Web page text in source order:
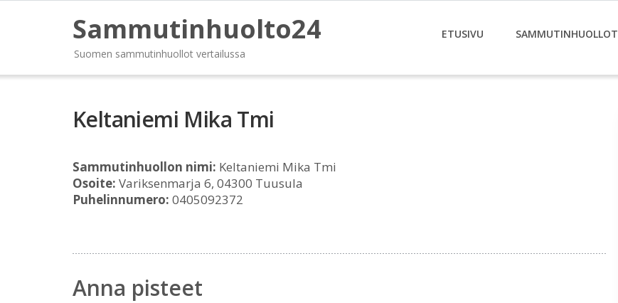
Sammutinhuolto24
Suomen sammutinhuollot vertailussa
ETUSIVU SAMMUTINHUOLLOT
Keltaniemi Mika Tmi
Sammutinhuollon nimi: Keltaniemi Mika Tmi
Osoite: Variksenmarja 6, 04300 Tuusula
Puhelinnumero: 0405092372
Anna pisteet